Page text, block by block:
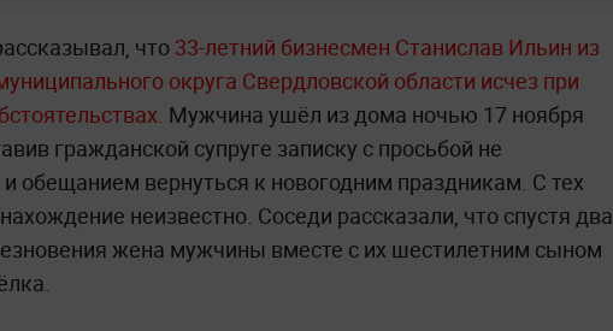
что 33-летний бизнесмен Станислав Ильин из
округа Свердловской области исчез при
Мужчина ушёл из дома ночью 17 ноября
гражданской супруге записку с просьбой не
и обещанием вернуться к новогодним праздникам. С тех
неизвестно. Соседи рассказали, что спустя два
жена мужчины вместе с их шестилетним сыном